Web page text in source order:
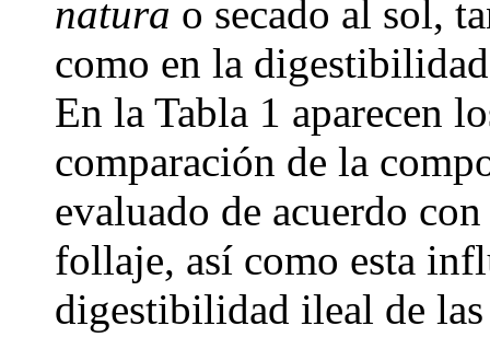
natura o secado al sol,
como en la
En la Tabla 1 aparecen
comparación de la
evaluado de acuerdo
follaje, así como esta
digestibilidad ileal de las